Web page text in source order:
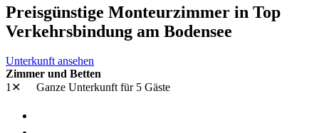
Preisgünstige Monteurzimmer in Top
Verkehrsbindung am Bodensee
Unterkunft ansehen
Zimmer und Betten
1✕
Ganze Unterkunftfür 5 Gäste